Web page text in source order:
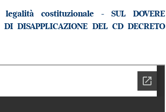
costituzionale - SUL DOVERE
DISAPPLICAZIONE DEL CD DECRETO